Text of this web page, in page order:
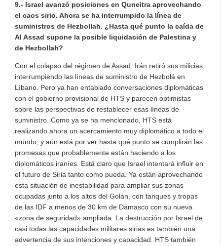
9.- Israel avanzó posiciones en Quneitra aprovechando
el caos sirio. Ahora se ha interrumpido la línea de
suministros de Hezbollah. ¿Hasta qué punto la caída de
Al Assad supone la posible liquidación de Palestina y
de Hezbollah?
Con el colapso del régimen de Assad, Irán retiró sus milicias,
interrumpiendo las líneas de suministro de Hezbolá en
Líbano. Pero ya han entablado conversaciones diplomáticas
con el gobierno provisional de HTS y parecen optimistas
sobre las perspectivas de restablecer esas líneas de
suministro. Como ya se ha mencionado, HTS está
realizando ahora un acercamiento muy diplomático a todo el
mundo, y aún está por ver hasta qué punto se cumplirán las
promesas que probablemente están haciendo a los
diplomáticos iraníes. Está claro que Israel intentará influir en
el futuro de Siria tanto como pueda. Ya están aprovechando
esta situación de inestabilidad para ampliar sus zonas
ocupadas junto a los altos del Golán, con tanques y tropas
de las IDF a menos de 30 km de Damasco con su nueva
«zona de seguridad» ampliada. La destrucción por Israel de
casi todas las capacidades militares sirias es también una
advertencia de sus intenciones y capacidad. HTS también